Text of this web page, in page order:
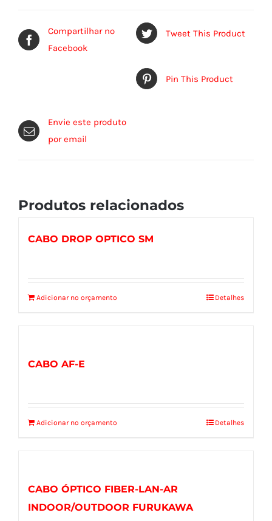
Compartilhar no
Facebook
Tweet This Product
Pin This Product
Envie este produto
por email
Produtos relacionados
CABO DROP OPTICO SM
Adicionar no orçamento Detalhes
CABO AF-E
Adicionar no orçamento Detalhes
CABO ÓPTICO FIBER-LAN-AR
INDOOR/OUTDOOR FURUKAWA